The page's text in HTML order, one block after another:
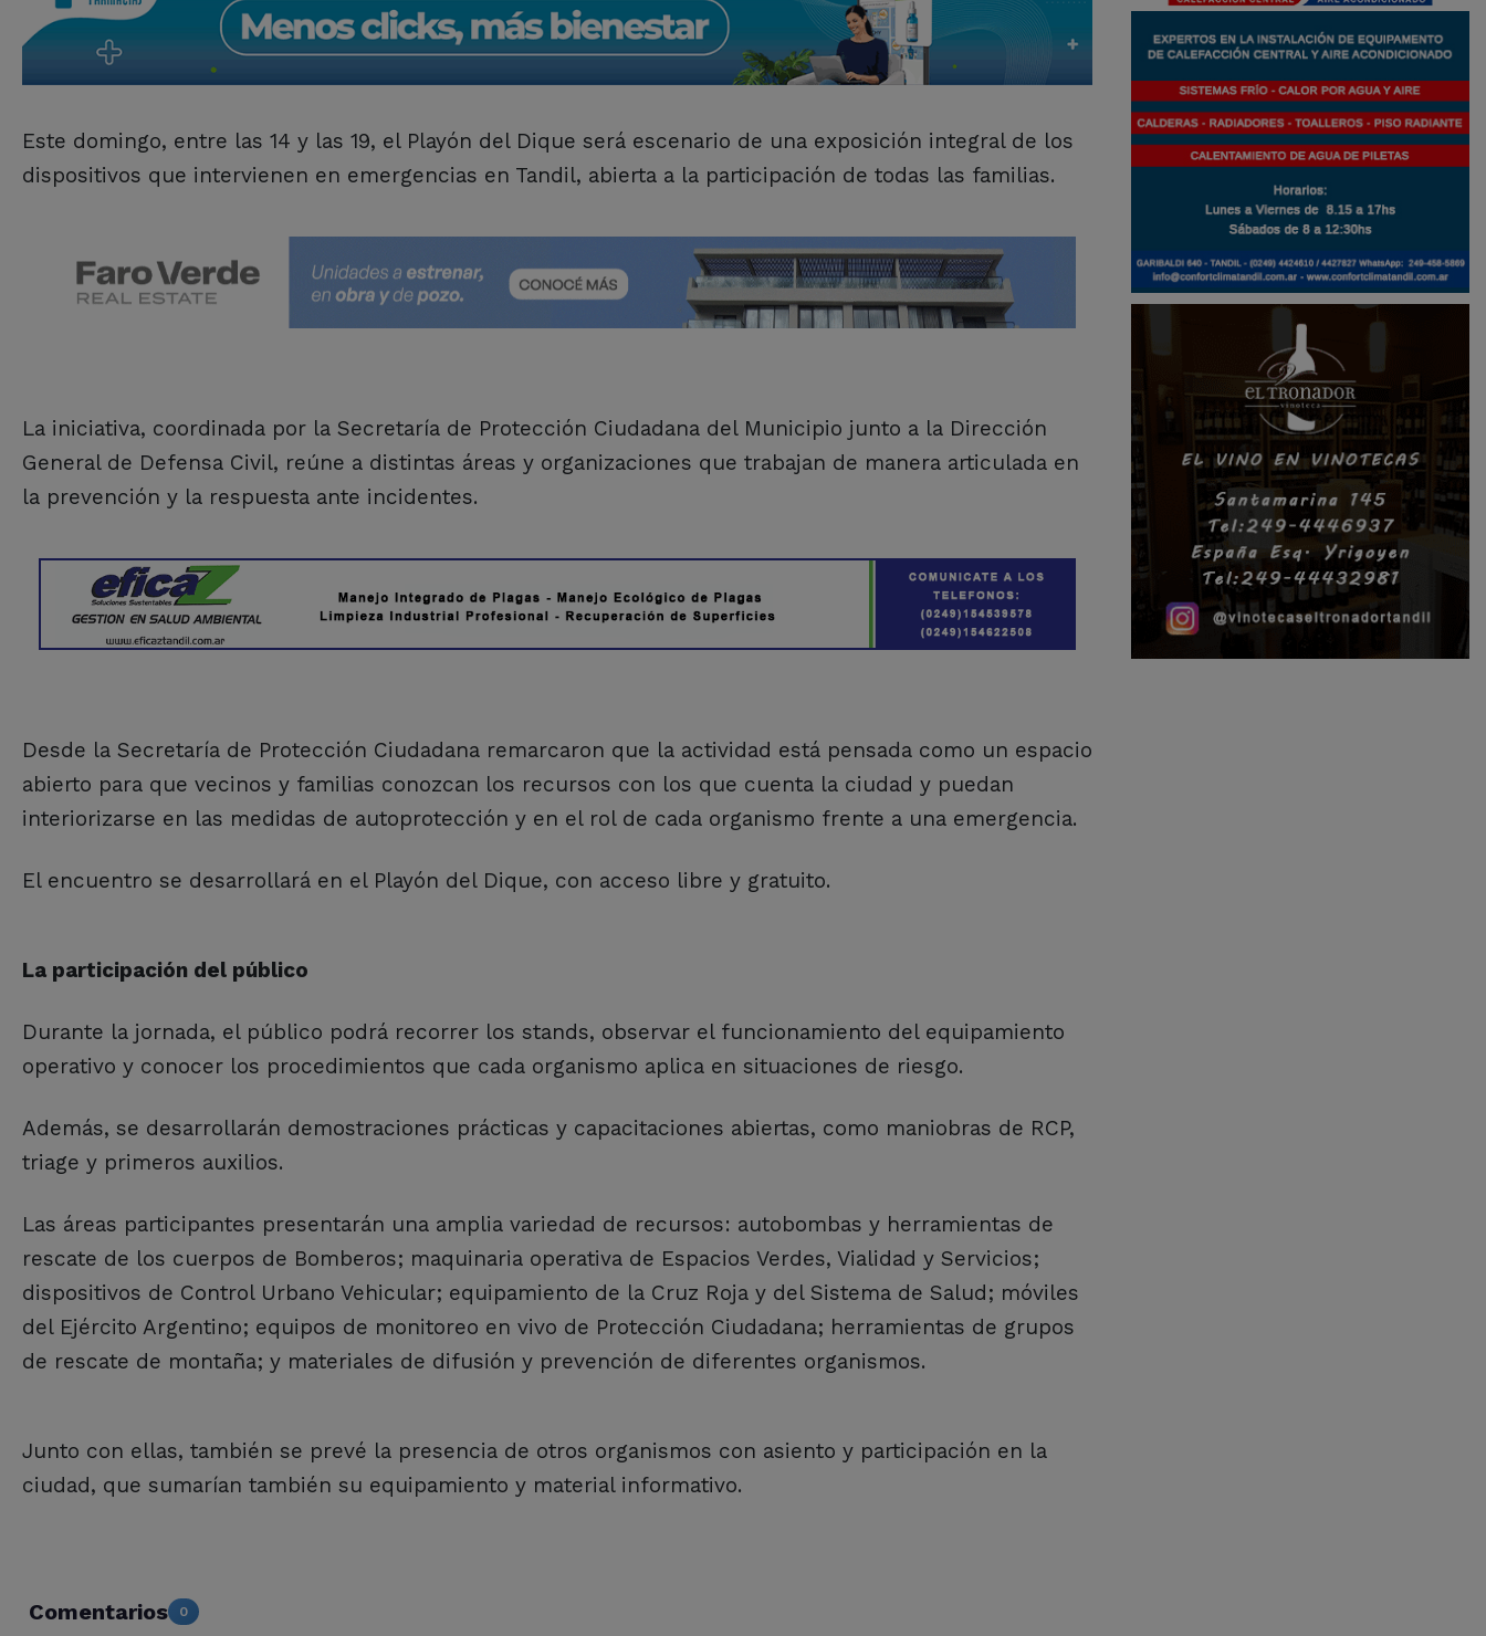
Este domingo, entre las 14 y las 19, el Playón del Dique será escenario de una exposición integral de los
dispositivos que intervienen en emergencias en Tandil, abierta a la participación de todas las familias.
La iniciativa, coordinada por la Secretaría de Protección Ciudadana del Municipio junto a la Dirección
General de Defensa Civil, reúne a distintas áreas y organizaciones que trabajan de manera articulada en
la prevención y la respuesta ante incidentes.
Desde la Secretaría de Protección Ciudadana remarcaron que la actividad está pensada como un espacio
abierto para que vecinos y familias conozcan los recursos con los que cuenta la ciudad y puedan
interiorizarse en las medidas de autoprotección y en el rol de cada organismo frente a una emergencia.
El encuentro se desarrollará en el Playón del Dique, con acceso libre y gratuito.
La participación del público
Durante la jornada, el público podrá recorrer los stands, observar el funcionamiento del equipamiento
operativo y conocer los procedimientos que cada organismo aplica en situaciones de riesgo.
Además, se desarrollarán demostraciones prácticas y capacitaciones abiertas, como maniobras de RCP,
triage y primeros auxilios.
Las áreas participantes presentarán una amplia variedad de recursos: autobombas y herramientas de
rescate de los cuerpos de Bomberos; maquinaria operativa de Espacios Verdes, Vialidad y Servicios;
dispositivos de Control Urbano Vehicular; equipamiento de la Cruz Roja y del Sistema de Salud; móviles
del Ejército Argentino; equipos de monitoreo en vivo de Protección Ciudadana; herramientas de grupos
de rescate de montaña; y materiales de difusión y prevención de diferentes organismos.
Junto con ellas, también se prevé la presencia de otros organismos con asiento y participación en la
ciudad, que sumarían también su equipamiento y material informativo.
Comentarios 0